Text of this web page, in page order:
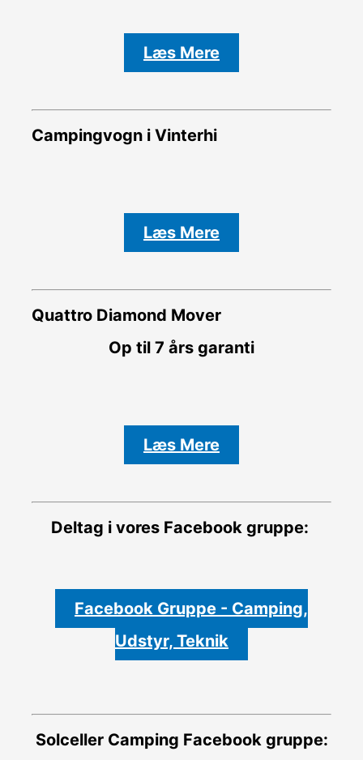
Læs Mere
Campingvogn i Vinterhi
Læs Mere
Quattro Diamond Mover
Op til 7 års garanti
Læs Mere
Deltag i vores Facebook gruppe:
Facebook Gruppe - Camping,
Udstyr, Teknik
Solceller Camping Facebook gruppe: